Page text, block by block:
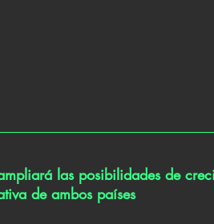
las posibilidades de
de ambos países